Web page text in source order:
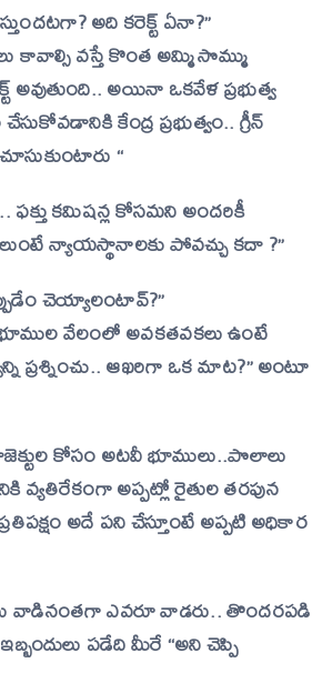
అది కరెక్ట్ ఏనా?”
కావాల్సి వస్తే కొంత అమ్మి సొమ్ము
అవుతుంది.. అయినా ఒకవేళ ప్రభుత్వ
కేంద్ర ప్రభుత్వం.. గ్రీన్
“
కమిషన్ల కోసమని అందరికీ
న్యాయస్థానాలకు పోవచ్చు కదా ?”
చెయ్యాలంటావ్?”
వేలంలో అవకతవకలు ఉంటే
ఆఖరిగా ఒక మాట?” అంటూ
కోసం అటవీ భూములు..పొలాలు
వ్యతిరేకంగా అప్పట్లో రైతుల తరపున
అదే పని చేస్తూంటే అప్పటి అధికార
ఎవరూ వాడరు.. తొందరపడి
పడేది మీరే “అని చెప్పి